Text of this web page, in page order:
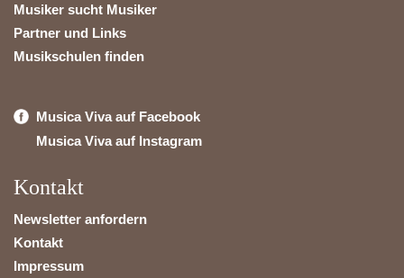
Musiker sucht Musiker
Partner und Links
Musikschulen finden
Musica Viva auf Facebook
Musica Viva auf Instagram
Kontakt
Newsletter anfordern
Kontakt
Impressum